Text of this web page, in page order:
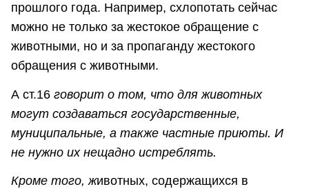
прошлого года. Например, схлопотать сейчас
можно не только за жестокое обращение с
животными, но и за пропаганду жестокого
обращения с животными.
А ст.16 говорит о том, что для животных
могут создаваться государственные,
муниципальные, а также частные приюты. И
не нужно их нещадно истреблять.
Кроме того, животных, содержащихся в